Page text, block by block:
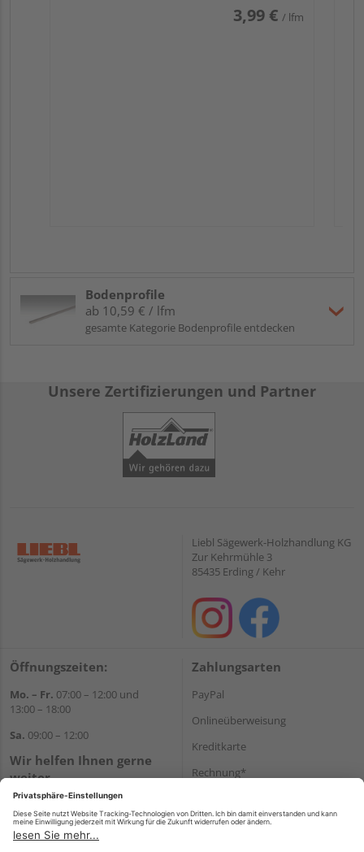
3,99 € / lfm
Bodenprofile
ab 10,59 € / lfm
gesamte Kategorie Bodenprofile entdecken
Unsere Zertifizierungen und Partner
Liebl Sägewerk-Holzhandlung KG
Zur Kehrmühle 3
85435 Erding / Kehr
Öffnungszeiten:
Mo. – Fr. 07:00 – 12:00 und
13:00 – 18:00
Sa. 09:00 – 12:00
Wir helfen Ihnen gerne
weiter
Tel.:+49 8122 14197
E-Mail:vertrieb@holz-liebl.de
Zahlungsarten
PayPal
Onlineüberweisung
Kreditkarte
Rechnung*
Versand